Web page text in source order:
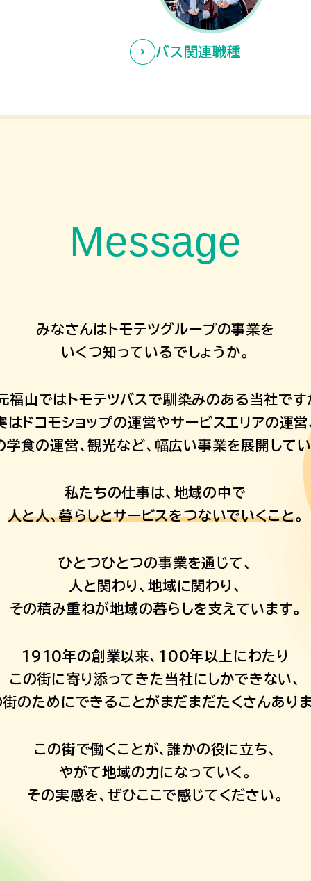
バス関連職種
Message
みなさんはトモテツグループの事業を
いくつ知っているでしょうか。
福山ではトモテツバスで馴染みのある当社です
はドコモショップの運営やサービスエリアの運営
学食の運営、観光など、 幅広い事業を展開してい
私たちの仕事は、地域の中で
人と人、暮らしとサービスをつないでいくこと。
ひとつひとつの事業を通じて、
人と関わり、地域に関わり、
その積み重ねが地域の暮らしを支えています。
1910年の創業以来、 100年以上にわたり
この街に寄り添ってきた 当社にしかできない、
街のためにできることがまだまだたくさんあり
この街で働くことが、誰かの役に立ち、
やがて地域の力になっていく。
その実感を、 ぜひここで感じてください。